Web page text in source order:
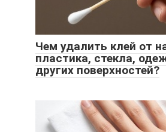
Чем удалить клей от
пластика, стекла,
других поверхностей?